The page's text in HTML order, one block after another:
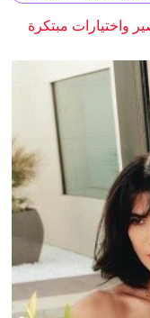
واختيارات مبتكرة